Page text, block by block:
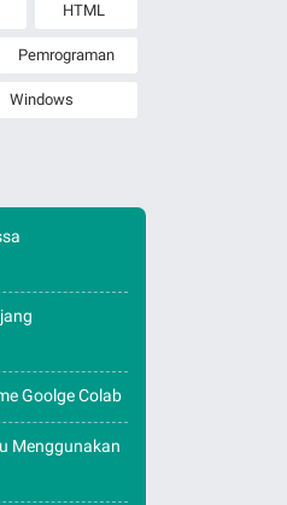
HTML
Pemrograman
Windows
Goolge Colab
Menggunakan